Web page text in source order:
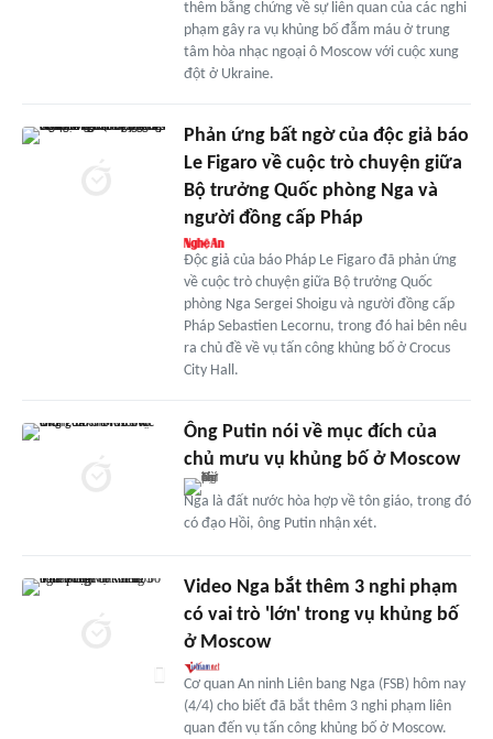
thêm bằng chứng về sự liên quan của các nghi
phạm gây ra vụ khủng bố đẫm máu ở trung
tâm hòa nhạc ngoại ô Moscow với cuộc xung
đột ở Ukraine.
Phản ứng bất ngờ của độc giả báo
Le Figaro về cuộc trò chuyện giữa
Bộ trưởng Quốc phòng Nga và
người đồng cấp Pháp
Độc giả của báo Pháp Le Figaro đã phản ứng
về cuộc trò chuyện giữa Bộ trưởng Quốc
phòng Nga Sergei Shoigu và người đồng cấp
Pháp Sebastien Lecornu, trong đó hai bên nêu
ra chủ đề về vụ tấn công khủng bố ở Crocus
City Hall.
Ông Putin nói về mục đích của
chủ mưu vụ khủng bố ở Moscow
Nga là đất nước hòa hợp về tôn giáo, trong đó
có đạo Hồi, ông Putin nhận xét.
Video Nga bắt thêm 3 nghi phạm
có vai trò 'lớn' trong vụ khủng bố
ở Moscow
Cơ quan An ninh Liên bang Nga (FSB) hôm nay
(4/4) cho biết đã bắt thêm 3 nghi phạm liên
quan đến vụ tấn công khủng bố ở Moscow.